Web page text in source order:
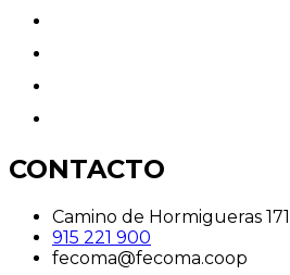
CONTACTO
Camino de Hormigueras
915 221 900
fecoma@fecoma.coop